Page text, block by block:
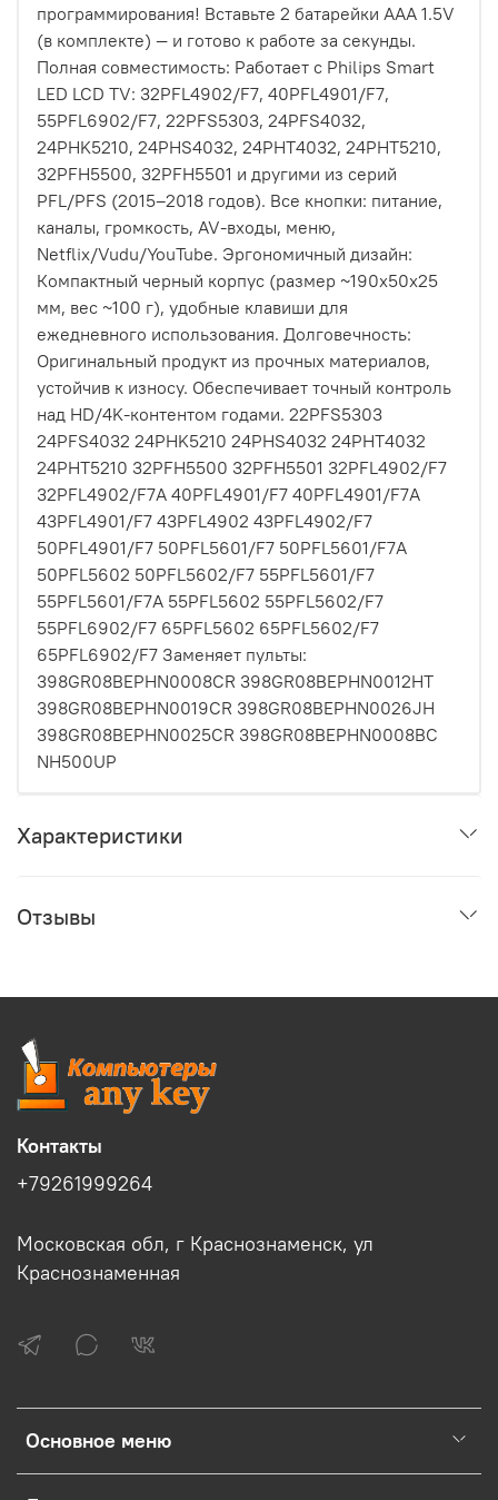
программирования! Вставьте 2 батарейки AAA 1.5V
(в комплекте) — и готово к работе за секунды.
Полная совместимость: Работает с Philips Smart
LED LCD TV: 32PFL4902/F7, 40PFL4901/F7,
55PFL6902/F7, 22PFS5303, 24PFS4032,
24PHK5210, 24PHS4032, 24PHT4032, 24PHT5210,
32PFH5500, 32PFH5501 и другими из серий
PFL/PFS (2015–2018 годов). Все кнопки: питание,
каналы, громкость, AV-входы, меню,
Netflix/Vudu/YouTube. Эргономичный дизайн:
Компактный черный корпус (размер ~190x50x25
мм, вес ~100 г), удобные клавиши для
ежедневного использования. Долговечность:
Оригинальный продукт из прочных материалов,
устойчив к износу. Обеспечивает точный контроль
над HD/4K-контентом годами. 22PFS5303
24PFS4032 24PHK5210 24PHS4032 24PHT4032
24PHT5210 32PFH5500 32PFH5501 32PFL4902/F7
32PFL4902/F7A 40PFL4901/F7 40PFL4901/F7A
43PFL4901/F7 43PFL4902 43PFL4902/F7
50PFL4901/F7 50PFL5601/F7 50PFL5601/F7A
50PFL5602 50PFL5602/F7 55PFL5601/F7
55PFL5601/F7A 55PFL5602 55PFL5602/F7
55PFL6902/F7 65PFL5602 65PFL5602/F7
65PFL6902/F7 Заменяет пульты:
398GR08BEPHN0008CR 398GR08BEPHN0012HT
398GR08BEPHN0019CR 398GR08BEPHN0026JH
398GR08BEPHN0025CR 398GR08BEPHN0008BC
NH500UP
Характеристики
Отзывы
Основное меню
Контакты
+79261999264
Московская обл, г Краснознаменск, ул
Краснознаменная